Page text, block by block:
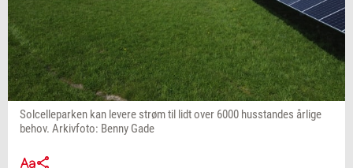
Solcelleparken kan levere strøm til lidt over 6000 husstandes årlige
behov. Arkivfoto: Benny Gade